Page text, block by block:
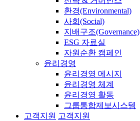
환경(Environmental)
사회(Social)
지배구조(Governance)
ESG 자료실
자원순환 캠페인
윤리경영
윤리경영 메시지
윤리경영 체계
윤리경영 활동
그룹통합제보시스템
고객지원 고객지원